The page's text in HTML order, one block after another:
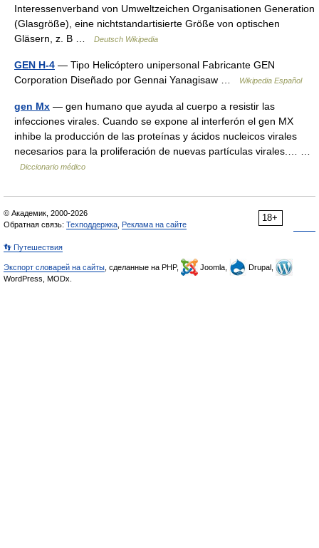
Interessenverband von Umweltzeichen Organisationen Generation
(Glasgröße), eine nichtstandartisierte Größe von optischen
Gläsern, z. B …
Deutsch Wikipedia
GEN H-4 — Tipo Helicóptero unipersonal Fabricante GEN
Corporation Diseñado por Gennai Yanagisaw …
Wikipedia Español
gen Mx — gen humano que ayuda al cuerpo a resistir las
infecciones virales. Cuando se expone al interferón el gen MX
inhibe la producción de las proteínas y ácidos nucleicos virales
necesarios para la proliferación de nuevas partículas virales.… …
Diccionario médico
18+
© Академик, 2000-2026
Обратная связь: Техподдержка Реклама на сайте
👣 Путешествия
Экспорт словарей на сайты , сделанные на PHP, Joomla,
Drupal,
WordPress, MODx.